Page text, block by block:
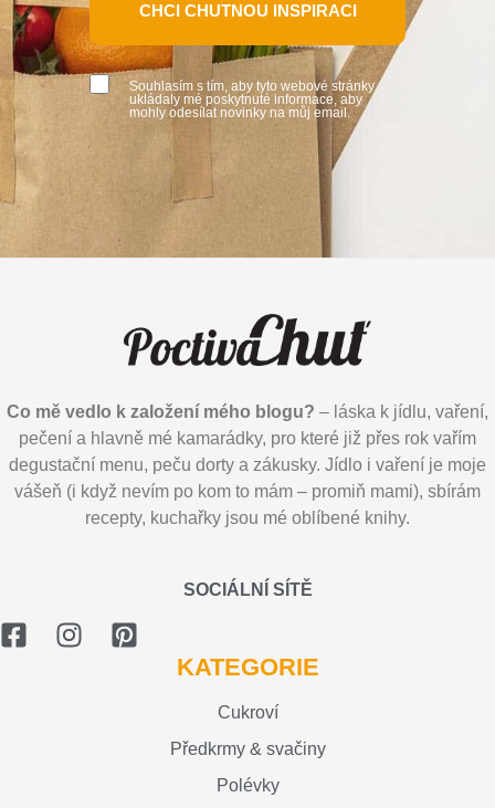
CHCI CHUTNOU INSPIRACI
Souhlasím s tím, aby tyto webové stránky
ukládaly mé poskytnuté informace, aby
mohly odesílat novinky na můj email.
Co mě vedlo k založení mého blogu? – láska k jídlu, vaření,
pečení a hlavně mé kamarádky, pro které již přes rok vařím
degustační menu, peču dorty a zákusky. Jídlo i vaření je moje
vášeň (i když nevím po kom to mám – promiň mami), sbírám
recepty, kuchařky jsou mé oblíbené knihy.
SOCIÁLNÍ SÍTĚ
KATEGORIE
Cukroví
Předkrmy & svačiny
Polévky